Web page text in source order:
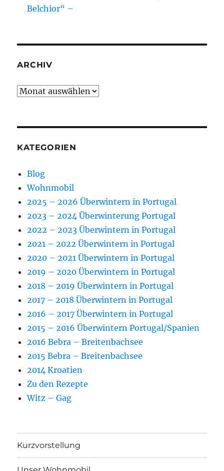
Belchior“ –
ARCHIV
Archiv
KATEGORIEN
Blog
Wohnmobil
2025 – 2026 Überwintern in Portugal
2023 – 2024 Überwinterung Portugal
2022 – 2023 Überwintern in Portugal
2021 – 2022 Überwintern in Portugal
2020 – 2021 Überwintern in Portugal
2019 – 2020 Überwintern in Portugal
2018 – 2019 Überwintern in Portugal
2017 – 2018 Überwintern in Portugal
2016 – 2017 Überwintern in Portugal
2015 – 2016 Überwintern Portugal/Spanien
2016 Bebra – Breitenbachsee
2015 Bebra – Breitenbachsee
2014 Kroatien
Zu den Rezepte
Witz – Gag
Kurzvorstellung